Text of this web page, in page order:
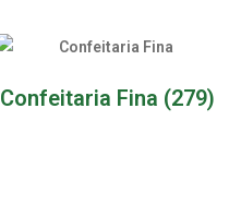
Confeitaria Fina (279)